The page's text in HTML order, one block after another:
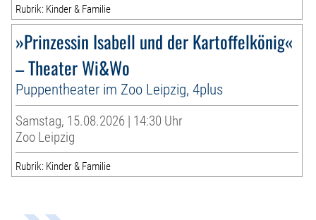
Rubrik: Kinder & Familie
»Prinzessin Isabell und der Kartoffelkönig«
– Theater Wi&Wo
Puppentheater im Zoo Leipzig, 4plus
Samstag, 15.08.2026 | 14:30 Uhr
Zoo Leipzig
Rubrik: Kinder & Familie